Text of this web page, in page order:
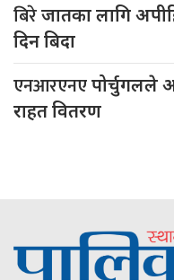
बिरेजातका लागि
दिन बिदा
एनआरएनएपोर्चुगलले
राहत वितरण